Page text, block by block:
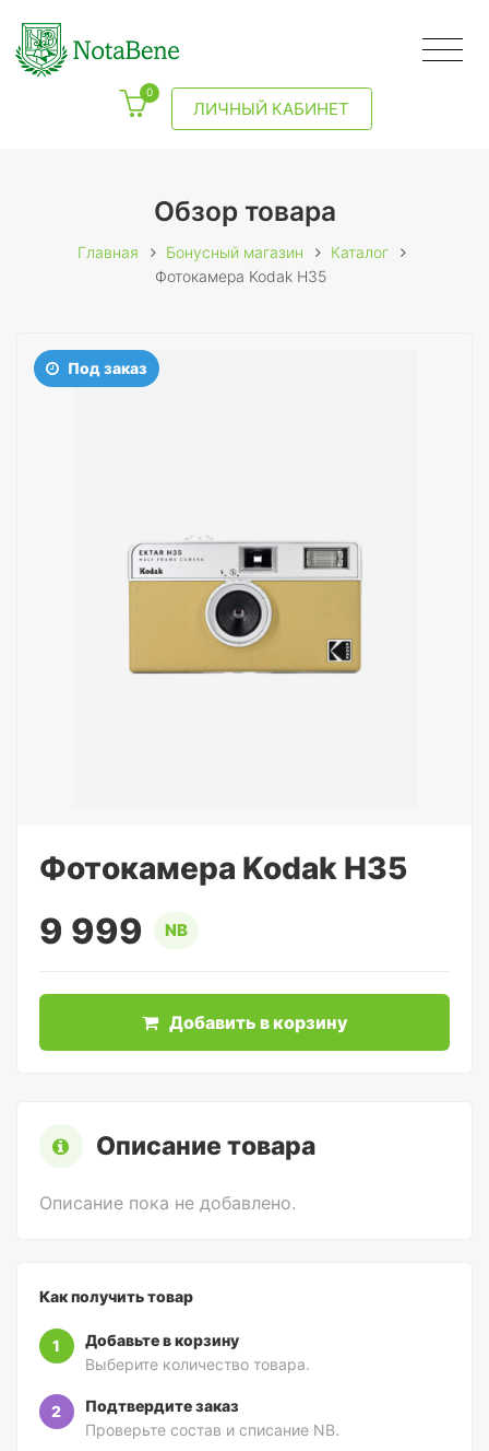
0
ЛИЧНЫЙ КАБИНЕТ
Обзор товара
Главная Бонусный магазин
Каталог
Фотокамера Kodak H35
Под заказ
Фотокамера Kodak H35
9 999 NB
Добавить в корзину
Описание товара
Описание пока не добавлено.
Как получить товар
1
Добавьте в корзину
Выберите количество товара.
2
Подтвердите заказ
Проверьте состав и списание NB.